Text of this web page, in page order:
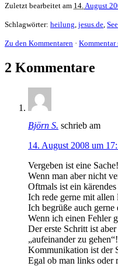
Zuletzt bearbeitet am 14. August
Schlagwörter: heilung jesus.de
Zu den Kommentaren · Kommentar
2 Kommentare
Björn S. schrieb am
14. August 2008 um
Vergeben ist eine Sache!
Wenn man aber nicht
Oftmals ist ein
Ich rede gerne mit allen
Ich begrüße auch gerne
Wenn ich einen Fehler
Der erste Schritt ist
„aufeinander zu
Kommunikation ist der
Egal ob man links oder